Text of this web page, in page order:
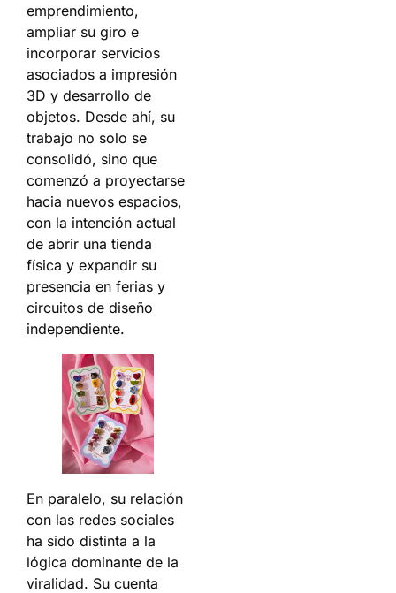
emprendimiento,
ampliar su giro e
incorporar servicios
asociados a impresión
3D y desarrollo de
objetos. Desde ahí, su
trabajo no solo se
consolidó, sino que
comenzó a proyectarse
hacia nuevos espacios,
con la intención actual
de abrir una tienda
física y expandir su
presencia en ferias y
circuitos de diseño
independiente.
En paralelo, su relación
con las redes sociales
ha sido distinta a la
lógica dominante de la
viralidad. Su cuenta